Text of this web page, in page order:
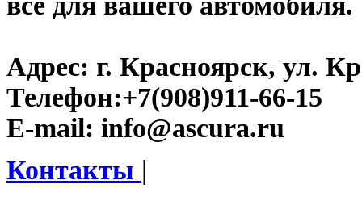
Адрес: г. Красноярск, ул.
Телефон:+7(908)911-66-15
E-mail: info@ascura.ru
Контакты |